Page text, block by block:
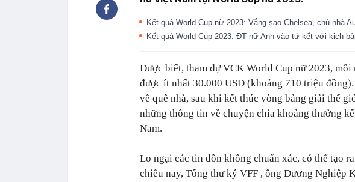
Kết quả World Cup nữ 2023: Vắng sao Chelsea, chủ nhà
Kết quả World Cup 2023: ĐT nữ Anh vào tứ kết với kịch
Được biết, tham dự VCK World Cup nữ 2023, mỗi
được ít nhất 30.000 USD (khoảng 710 triệu
về quê nhà, sau khi kết thúc vòng bảng giải thế
những thông tin về chuyện chia khoảng thưởng
Nam.
Lo ngại các tin đồn không chuẩn xác, có thể tạo
chiều nay, Tổng thư ký VFF , ông Dương Nghiệp